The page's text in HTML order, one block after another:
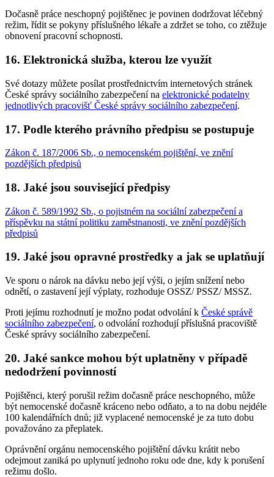
Dočasně práce neschopný pojištěnec je povinen dodržovat léčebný
režim, řídit se pokyny příslušného lékaře a zdržet se toho, co ztěžuje
obnovení pracovní schopnosti.
16. Elektronická služba, kterou lze využít
Své dotazy můžete posílat prostřednictvím internetových stránek
České správy sociálního zabezpečení na elektronické podatelny
jednotlivých pracovišť České správy sociálního zabezpečení.
17. Podle kterého právního předpisu se postupuje
Zákon č. 187/2006 Sb., o nemocenském pojištění, ve znění
pozdějších předpisů
18. Jaké jsou související předpisy
Zákon č. 589/1992 Sb., o pojistném na sociální zabezpečení a
příspěvku na státní politiku zaměstnanosti, ve znění pozdějších
předpisů
19. Jaké jsou opravné prostředky a jak se uplatňují
Ve sporu o nárok na dávku nebo její výši, o jejím snížení nebo
odnětí, o zastavení její výplaty, rozhoduje OSSZ/ PSSZ/ MSSZ.
Proti jejímu rozhodnutí je možno podat odvolání k České správě
sociálního zabezpečení, o odvolání rozhodují příslušná pracoviště
České správy sociálního zabezpečení.
20. Jaké sankce mohou být uplatněny v případě
nedodržení povinností
Pojištěnci, který porušil režim dočasně práce neschopného, může
být nemocenské dočasně kráceno nebo odňato, a to na dobu nejdéle
100 kalendářních dnů; již vyplacené nemocenské je za tuto dobu
považováno za přeplatek.
Oprávnění orgánu nemocenského pojištění dávku krátit nebo
odejmout zaniká po uplynutí jednoho roku ode dne, kdy k porušení
režimu došlo.